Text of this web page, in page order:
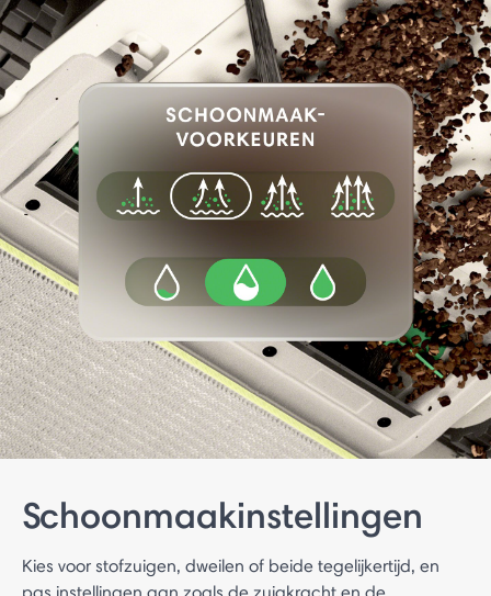
Schoonmaakinstellingen
Kies voor stofzuigen, dweilen of beide tegelijkertijd, en